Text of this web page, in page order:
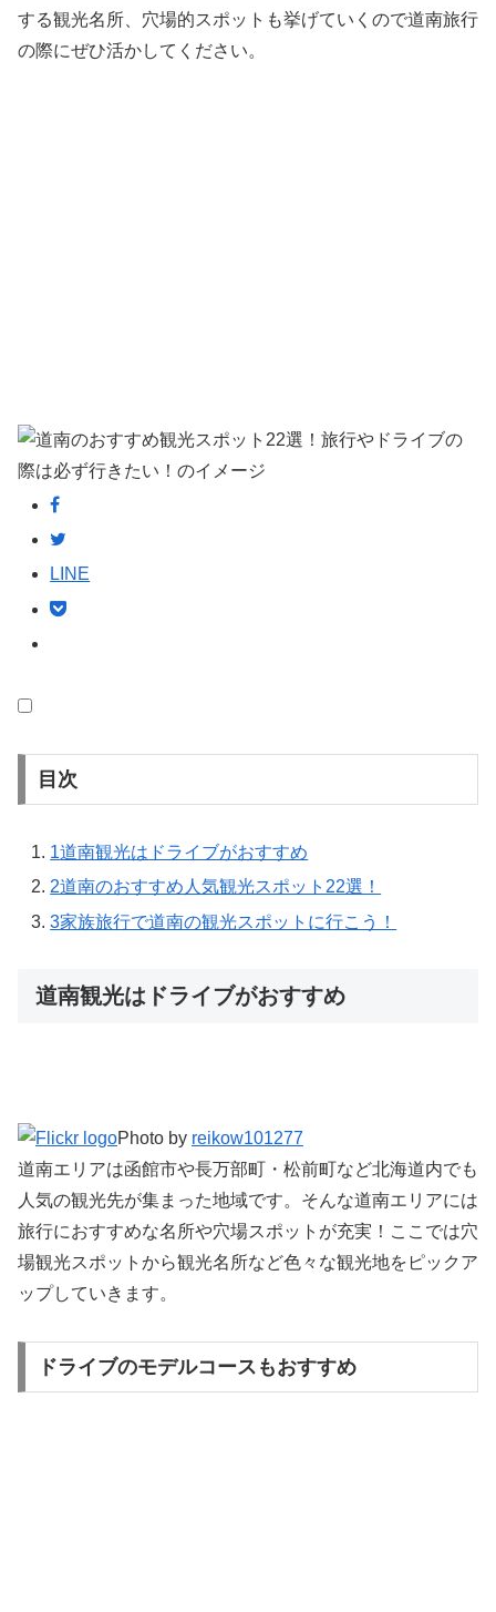
する観光名所、穴場的スポットも挙げていくので道南旅行
の際にぜひ活かしてください。
LINE
目次
1道南観光はドライブがおすすめ
2道南のおすすめ人気観光スポット22選！
3家族旅行で道南の観光スポットに行こう！
道南観光はドライブがおすすめ
Photo by reikow101277
道南エリアは函館市や長万部町・松前町など北海道内でも
人気の観光先が集まった地域です。そんな道南エリアには
旅行におすすめな名所や穴場スポットが充実！ここでは穴
場観光スポットから観光名所など色々な観光地をピックア
ップしていきます。
ドライブのモデルコースもおすすめ